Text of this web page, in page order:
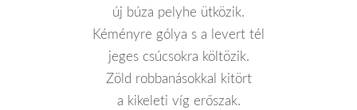
új búza pelyhe ütközik.
Kéményre gólya s a levert tél
jeges csúcsokra költözik.
Zöld robbanásokkal kitört
a kikeleti víg erőszak.